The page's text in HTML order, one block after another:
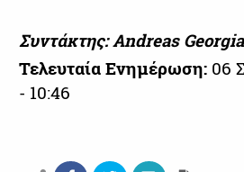
Συντάκτης: Andreas
Τελευταία Ενημέρωση: 06
- 10:46